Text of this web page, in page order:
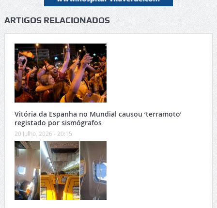
ARTIGOS RELACIONADOS
Vitória da Espanha no Mundial causou ‘terramoto’
registado por sismógrafos
20 Julho, 2026 - 20:15